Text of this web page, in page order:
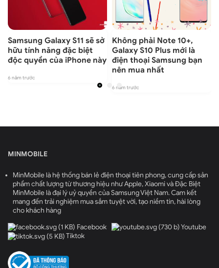
Samsung Galaxy S11 sẽ sở
hữu tính năng đặc biệt
độc quyền của iPhone này
6 năm trước
Không phải Note 10+,
Galaxy S10 Plus mới là
điện thoại Samsung bạn
nên mua nhất
6 năm trước
MINMOBILE
MinMobile là hệ thống bán lẻ điện thoại tiên phong, cung cấp sản
phẩm chất lượng từ thương hiệu như Apple, Xiaomi và Đặc Biệt
MinMobile là đại lý uỷ quyền của Samsung Việt Nam. Cam kết
mang đến trải nghiệm mua sắm tuyệt vời, tạo niềm tin, hài lòng
cho khách hàng
Facebook
Youtube
Tiktok